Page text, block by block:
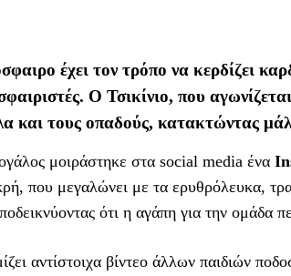
έχει τον τρόπο να κερδίζει
Ο Τσικίνιο, που
και τους οπαδούς, κατακτώντας
μοιράστηκε στα social media ένα
που μεγαλώνει με τα ερυθρόλευκα,
ότι η αγάπη για την ομάδα
αντίστοιχα βίντεο άλλων παιδιών